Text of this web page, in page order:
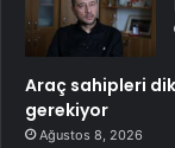
Araç sahipleri
gerekiyor
Ağustos 8, 2026